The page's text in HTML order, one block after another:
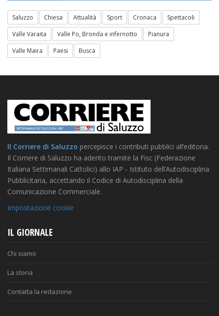
Saluzzo Chiesa Attualità Sport Cronaca
Spettacoli
Valle Varaita
Valle Po, Bronda e infernotto
Pianura
Valle Maira
Paesi Busca
Il Corriere di Saluzzo percepisce i contributi pubblici all’editoria.
Il Corriere di Saluzzo ha aderito tramite la Fisc (Federazione
Italiana Settimanali Cattolici) allo IAP - Istituto dell’Autodisciplina
Pubblicitaria, accettando il Codice di Autodisciplina della
Comunicazione Commerciale.
Impostazione cookie
IL GIORNALE
Chi siamo
La storia
Contatta la redazione